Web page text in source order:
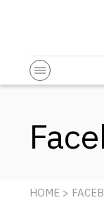
HOME >